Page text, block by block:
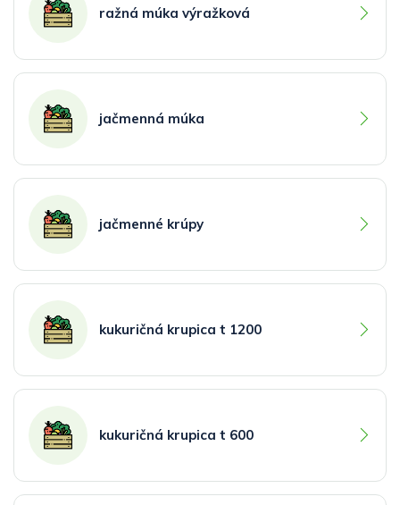
ražná múka výražková
jačmenná múka
jačmenné krúpy
kukuričná krupica t 1200
kukuričná krupica t 600